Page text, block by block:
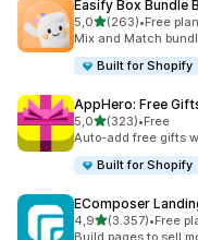
Easify Box Bundle
5,0de 5 estrelas
(263)
263 total de
•Free
Mix and Match
Built for Shopify
AppHero: Free
5,0de 5 estrelas
(323)
323 total de•Free
Auto-add free gifts
Built for Shopify
EComposer
4,9de 5 estrelas
(3.357)
3357 total de•Free
Build pages to sell